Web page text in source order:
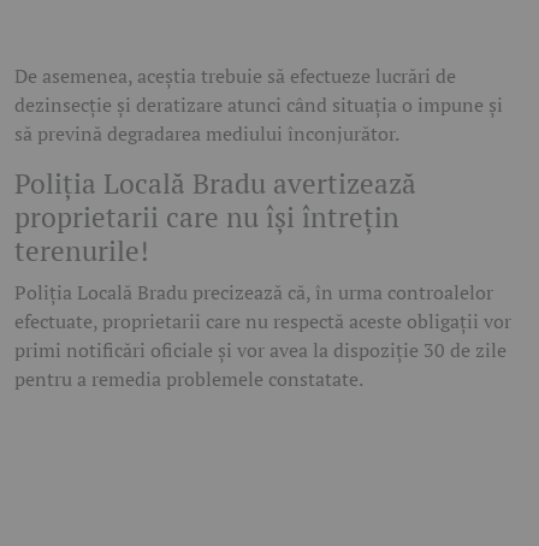
De asemenea, aceștia trebuie să efectueze lucrări de
dezinsecție și deratizare atunci când situația o impune și
să prevină degradarea mediului înconjurător.
Poliția Locală Bradu avertizează
proprietarii care nu își întrețin
terenurile!
Poliția Locală Bradu precizează că, în urma controalelor
efectuate, proprietarii care nu respectă aceste obligații vor
primi notificări oficiale și vor avea la dispoziție 30 de zile
pentru a remedia problemele constatate.